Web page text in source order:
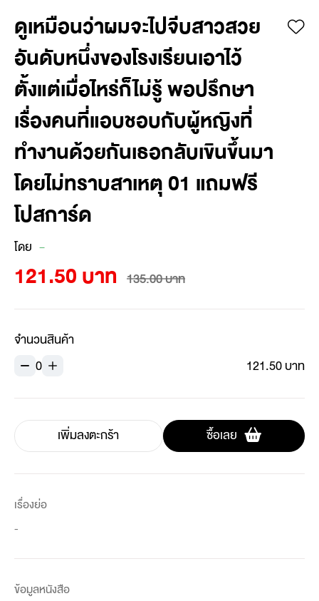
ดูเหมือนว่าผมจะไปจีบสาวสวย
อันดับหนึ่งของโรงเรียนเอาไว้
ตั้งแต่เมื่อไหร่ก็ไม่รู้ พอปรึกษา
เรื่องคนที่แอบชอบกับผู้หญิงที่
ทำงานด้วยกันเธอกลับเขินขึ้นมา
โดยไม่ทราบสาเหตุ 01 แถมฟรี
โปสการ์ด
โดย -
121.50 บาท 135.00 บาท
จำนวนสินค้า
0
121.50 บาท
เพิ่มลงตะกร้า ซื้อเลย
เรื่องย่อ
-
ข้อมูลหนังสือ